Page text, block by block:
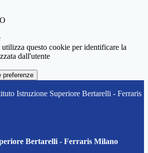
questo cookie per identificare la
dall'utente
preferenze
Istruzione Superiore Bertarelli - Ferraris
Bertarelli - Ferraris Milano